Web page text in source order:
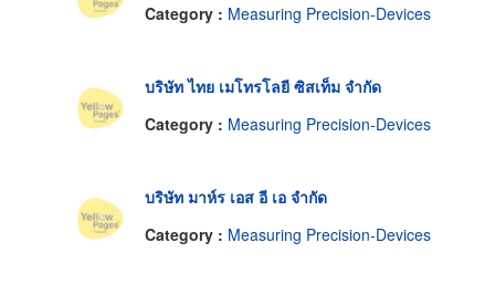
Category : Measuring Precision-Devices
บริษัท ไทย เมโทรโลยี ซิสเท็ม จำกัด
Category : Measuring Precision-Devices
บริษัท มาห์ร เอส อี เอ จำกัด
Category : Measuring Precision-Devices